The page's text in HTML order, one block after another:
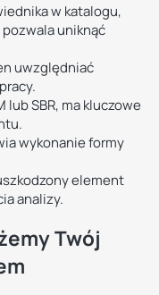
w katalogu,
uniknąć
uwzględniać
lub SBR, ma kluczowe
wykonanie formy
element
analizy.
Twój